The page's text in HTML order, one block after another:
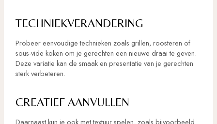
TECHNIEKVERANDERING
Probeer eenvoudige technieken zoals grillen, roosteren of
sous-vide koken om je gerechten een nieuwe draai te geven.
Deze variatie kan de smaak en presentatie van je gerechten
sterk verbeteren.
CREATIEF AANVULLEN
Daarnaast kun je ook met textuur spelen, zoals bijvoorbeeld